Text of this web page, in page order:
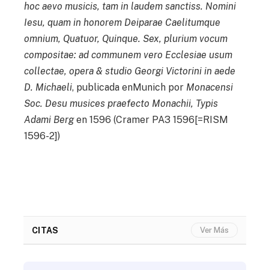
hoc aevo musicis, tam in laudem sanctiss. Nomini
Iesu, quam in honorem Deiparae Caelitumque
omnium, Quatuor, Quinque. Sex, plurium vocum
compositae: ad communem vero Ecclesiae usum
collectae, opera & studio Georgi Victorini in aede
D. Michaeli, publicada enMunich por Monacensi
Soc. Desu musices praefecto Monachii, Typis
Adami Bergen 1596 (Cramer PA3 1596[=RISM
1596-2])
CITAS Ver Más